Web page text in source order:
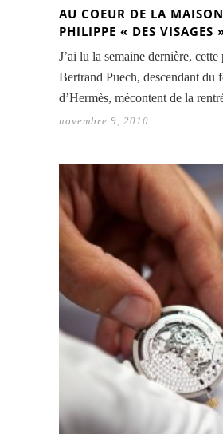
AU COEUR DE LA
PHILIPPE « DES VISAGES
J’ai lu la semaine dernière, cette
Bertrand Puech, descendant du
d’Hermès, mécontent de la
novembre 9, 2010